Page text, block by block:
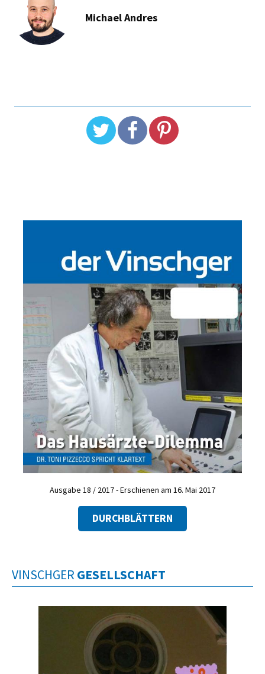
Michael Andres
Ausgabe 18 / 2017 - Erschienen am 16. Mai 2017
DURCHBLÄTTERN
VINSCHGER GESELLSCHAFT